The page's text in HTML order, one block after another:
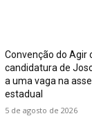
Convenção do Agir
candidatura de
a uma vaga na
estadual
5 de agosto de 2026